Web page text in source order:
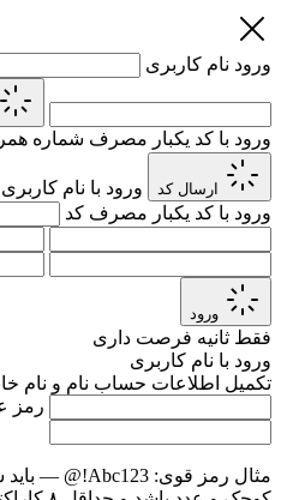
ورود نام کاربری
ورود با کد یکبار مصرف شماره
ارسال کد
ورود با نام کاربری
ورود با کد یکبار مصرف کد
ورود
فقط ثانیه فرصت داری
ورود با نام کاربری
تکمیل اطلاعات حساب نام و نام
رمز
مثال رمز قوی: Abc123!@
—